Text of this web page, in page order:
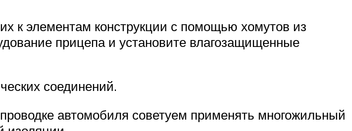
к элементам конструкции с помощью хомутов из
прицепа и установите влагозащищенные
соединений.
автомобиля советуем применять многожильный